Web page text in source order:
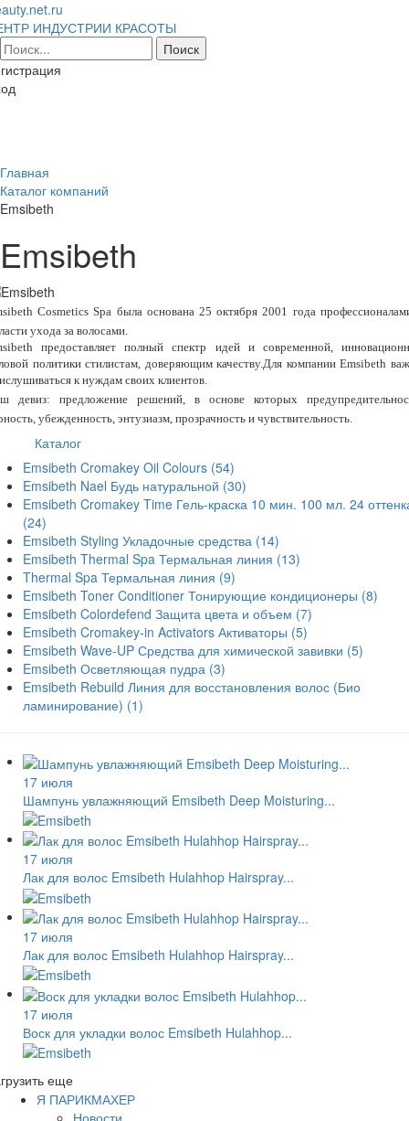
ИНДУСТРИИ КРАСОТЫ
Главная
Каталог компаний
Emsibeth
Emsibeth
Cosmetics Spa была основана 25 октября 2001 года
ухода за волосами.
предоставляет полный спектр идей и современной,
политики стилистам, доверяющим качеству.Для компании Emsibeth
к нуждам своих клиентов.
девиз: предложение решений, в основе которых
убежденность, энтузиазм, прозрачность и чувствительность.
Каталог
Emsibeth Cromakey Oil Colours (54)
Emsibeth Nael Будь натуральной (30)
Emsibeth Cromakey Time Гель-краска 10 мин. 100 мл. 24
(24)
Emsibeth Styling Укладочные средства (14)
Emsibeth Thermal Spa Термальная линия (13)
Thermal Spa Термальная линия (9)
Emsibeth Toner Conditioner Тонирующие кондиционеры (8)
Emsibeth Colordefend Защита цвета и объем (7)
Emsibeth Cromakey-in Activators Активаторы (5)
Emsibeth Wave-UP Средства для химической завивки (5)
Emsibeth Осветляющая пудра (3)
Emsibeth Rebuild Линия для восстановления волос (Био
ламинирование) (1)
17 июля
Шампунь увлажняющий Emsibeth Deep Moisturing...
17 июля
Лак для волос Emsibeth Hulahhop Hairspray...
17 июля
Лак для волос Emsibeth Hulahhop Hairspray...
17 июля
Воск для укладки волос Emsibeth Hulahhop...
еще
Я ПАРИКМАХЕР
Новости